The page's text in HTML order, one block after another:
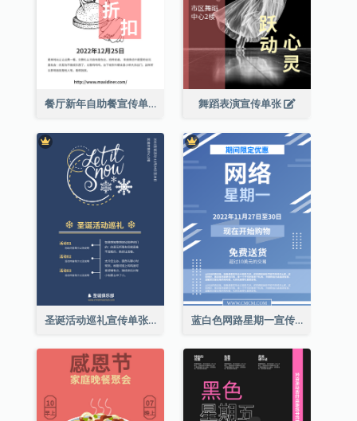
餐厅新年自助餐宣传单张 舞蹈表演宣传单张
圣诞活动巡礼宣传单张(附介绍) 蓝白色网路星期一宣传单张